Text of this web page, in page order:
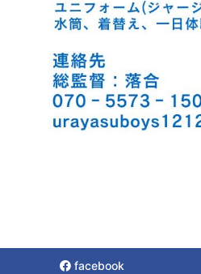
facebook